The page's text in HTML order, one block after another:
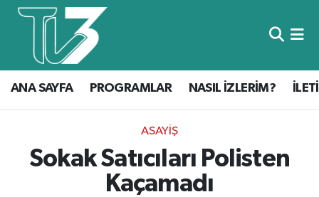
ANA SAYFA PROGRAMLAR NASIL İZLERİM?
ASAYIŞ
Sokak Satıcıları Polisten
Kaçamadı
Foto Galeri
Canlı Yayın
ANA SAYFA
PROGRAMLAR
İLETİŞİM